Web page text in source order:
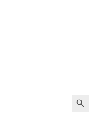
Botón de